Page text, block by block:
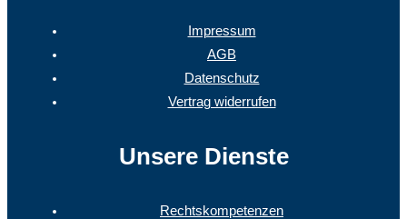
Impressum
AGB
Datenschutz
Vertrag widerrufen
Unsere Dienste
Rechtskompetenzen